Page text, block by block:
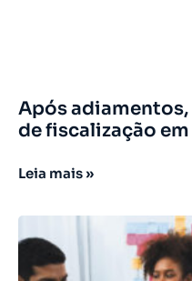
Após adiamentos,
de fiscalização
Leia mais »